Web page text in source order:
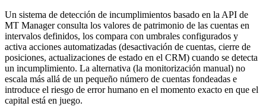
Un sistema de detección de incumplimientos basado en la API de
MT Manager consulta los valores de patrimonio de las cuentas en
intervalos definidos, los compara con umbrales configurados y
activa acciones automatizadas (desactivación de cuentas, cierre de
posiciones, actualizaciones de estado en el CRM) cuando se detecta
un incumplimiento. La alternativa (la monitorización manual) no
escala más allá de un pequeño número de cuentas fondeadas e
introduce el riesgo de error humano en el momento exacto en que el
capital está en juego.